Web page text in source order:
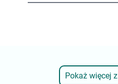
Pokaż więcej